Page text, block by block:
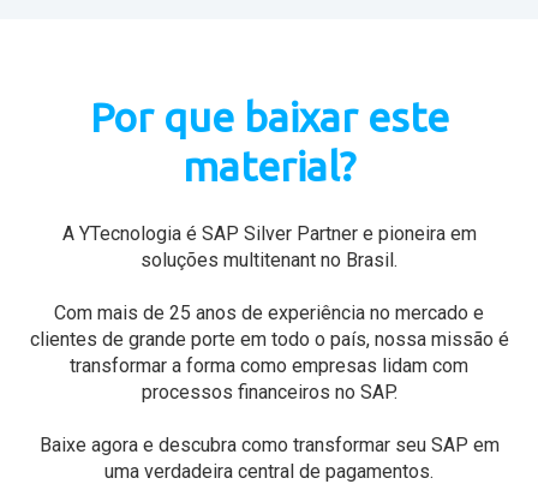
Por que baixar este
material?
A YTecnologia é SAP Silver Partner e pioneira em
soluções multitenant no Brasil.
Com mais de 25 anos de experiência no mercado e
clientes de grande porte em todo o país, nossa missão é
transformar a forma como empresas lidam com
processos financeiros no SAP.
Baixe agora e descubra como transformar seu SAP em
uma verdadeira central de pagamentos.